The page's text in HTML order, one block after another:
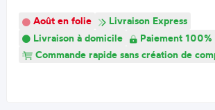
Août en folie
Livraison Express
Livraison à domicile
Paiement 100%
Commande rapide sans création de